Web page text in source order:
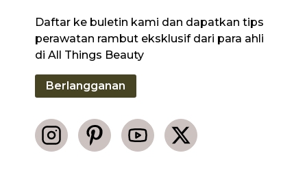
Daftar ke buletin kami dan dapatkan tips
perawatan rambut eksklusif dari para ahli
di All Things Beauty
Berlangganan